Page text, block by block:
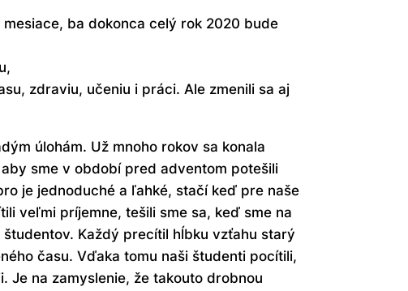
ba dokonca celý rok 2020 bude
zdraviu, učeniu i práci. Ale zmenili sa aj
úlohám. Už mnoho rokov sa konala
sme v období pred adventom potešili
je jednoduché a ľahké, stačí keď pre naše
veľmi príjemne, tešili sme sa, keď sme na
Každý precítil hĺbku vzťahu starý
času. Vďaka tomu naši študenti pocítili,
Je na zamyslenie, že takouto drobnou